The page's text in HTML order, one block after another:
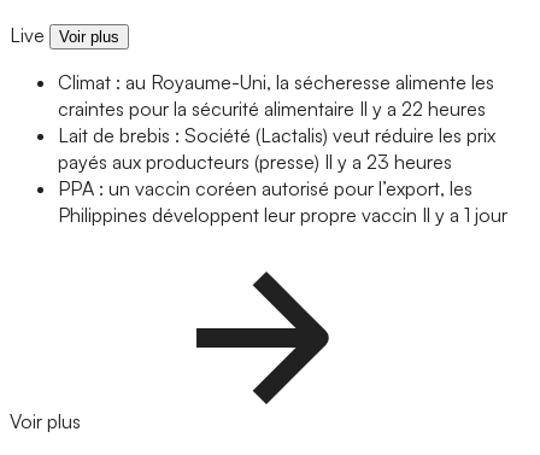
Live Voir plus
Climat : au Royaume-Uni, la sécheresse alimente les
craintes pour la sécurité alimentaire Il y a 22 heures
Lait de brebis : Société (Lactalis) veut réduire les prix
payés aux producteurs (presse) Il y a 23 heures
PPA : un vaccin coréen autorisé pour l’export, les
Philippines développent leur propre vaccin Il y a 1 jour
Voir plus